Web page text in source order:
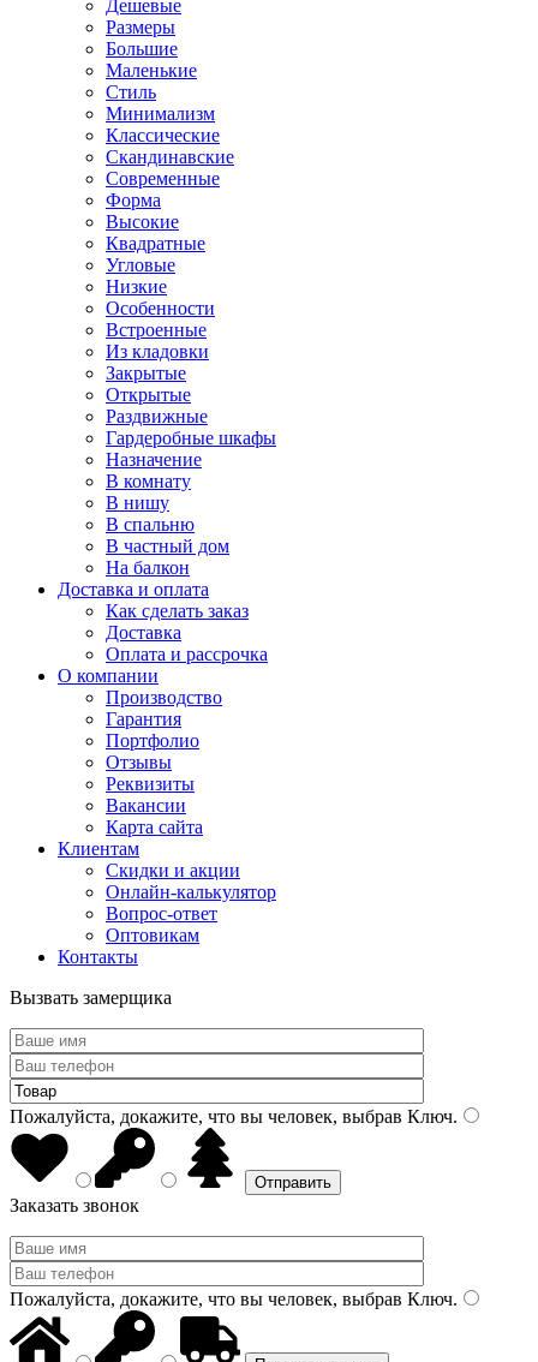
Дешевые
Размеры
Большие
Маленькие
Стиль
Минимализм
Классические
Скандинавские
Современные
Форма
Высокие
Квадратные
Угловые
Низкие
Особенности
Встроенные
Из кладовки
Закрытые
Открытые
Раздвижные
Гардеробные шкафы
Назначение
В комнату
В нишу
В спальню
В частный дом
На балкон
Доставка и оплата
Как сделать заказ
Доставка
Оплата и рассрочка
О компании
Производство
Гарантия
Портфолио
Отзывы
Реквизиты
Вакансии
Карта сайта
Клиентам
Скидки и акции
Онлайн-калькулятор
Вопрос-ответ
Оптовикам
Контакты
Вызвать замерщика
Пожалуйста, докажите, что вы человек, выбрав Ключ.
Заказать звонок
Пожалуйста, докажите, что вы человек, выбрав Ключ.